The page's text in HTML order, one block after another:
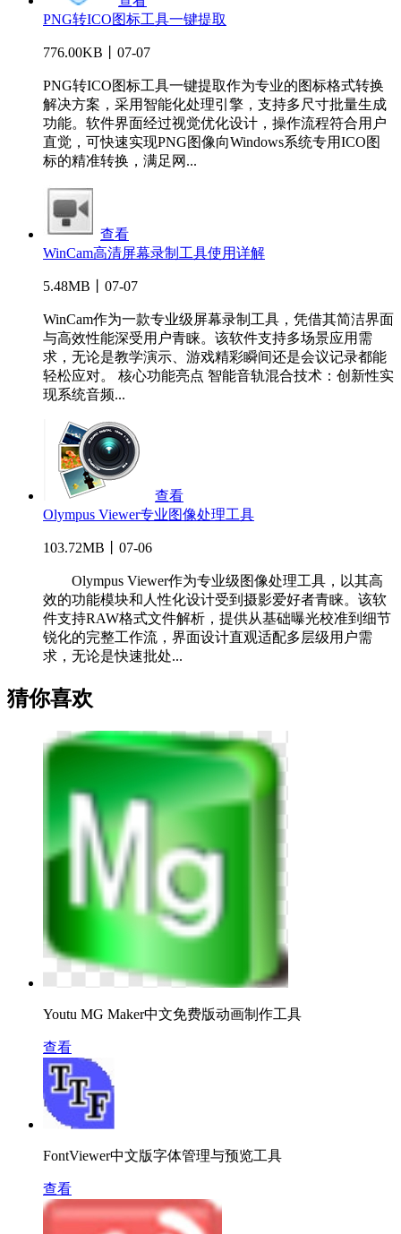
PNG转ICO图标工具一键提取
776.00KB丨07-07
PNG转ICO图标工具一键提取作为专业的图标格式转换
解决方案，采用智能化处理引擎，支持多尺寸批量生成
功能。软件界面经过视觉优化设计，操作流程符合用户
直觉，可快速实现PNG图像向Windows系统专用ICO图
标的精准转换，满足网...
查看
WinCam高清屏幕录制工具使用详解
5.48MB丨07-07
WinCam作为一款专业级屏幕录制工具，凭借其简洁界面
与高效性能深受用户青睐。该软件支持多场景应用需
求，无论是教学演示、游戏精彩瞬间还是会议记录都能
轻松应对。 核心功能亮点 智能音轨混合技术：创新性实
现系统音频...
查看
Olympus Viewer专业图像处理工具
103.72MB丨07-06
Olympus Viewer作为专业级图像处理工具，以其高
效的功能模块和人性化设计受到摄影爱好者青睐。该软
件支持RAW格式文件解析，提供从基础曝光校准到细节
锐化的完整工作流，界面设计直观适配多层级用户需
求，无论是快速批处...
猜你喜欢
Youtu MG Maker中文免费版动画制作工具
查看
FontViewer中文版字体管理与预览工具
查看